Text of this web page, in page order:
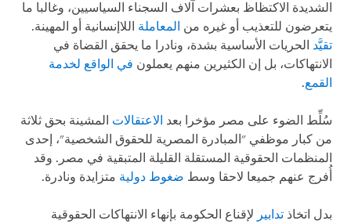
الاكتظاظ بعشرات آلاف السجناء السياسيين، وغالبا ما
للتعذيب أو غيره من المعاملةاللاإنسانية أو المهينة.
الحريات الأساسية بشدة، ونادرا ما يحقق القضاة في
بل إن الكثيرين منهم يعملونفي الواقع لخدمة
الضوء على مصر مؤخرا بعدالاعتقالاتالمشينة بحق ثلاثة
موظفي "المبادرة المصرية للحقوق الشخصية"، إحدى
الحقوقية المستقلة القليلة المتبقية في مصر. وقد
عنهم جميعا لاحقا وسط ضغوط دوليةمتزايدة ونادرة.
اتخاذتدابيرلإقناع الحكومة بإنهاء الانتهاكات الحقوقية